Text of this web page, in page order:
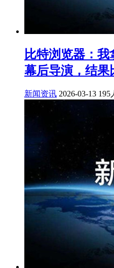
比特浏览器：
幕后导演，结果
新闻资讯 2026-03-13 195